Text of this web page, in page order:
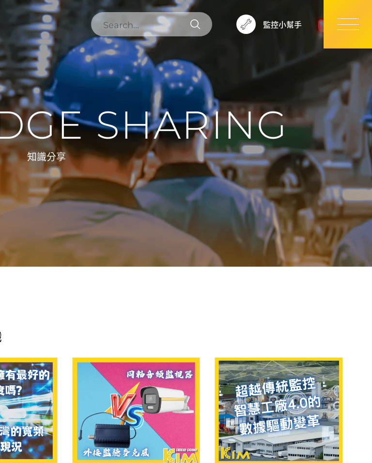
監控小幫手
SHARING
知識分享